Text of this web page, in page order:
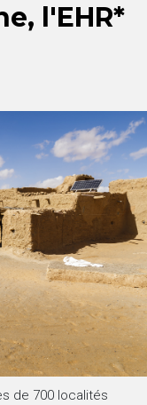
l'EHR*
de 700 localités